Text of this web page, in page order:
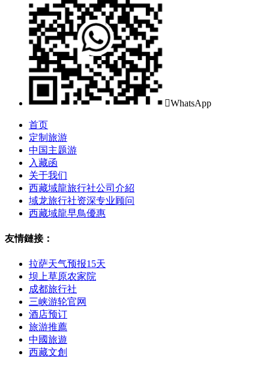
WhatsApp
首页
定制旅游
中国主题游
入藏函
关于我们
西藏域龍旅行社公司介紹
域龙旅行社资深专业顾问
西藏域龍早鳥優惠
友情鏈接：
拉萨天气预报15天
坝上草原农家院
成都旅行社
三峡游轮官网
酒店预订
旅游推薦
中國旅遊
西藏文創